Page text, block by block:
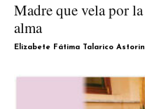
Madre que vela por
alma
Elizabete Fátima Talarico